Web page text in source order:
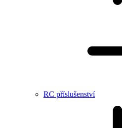
RC příslušenství